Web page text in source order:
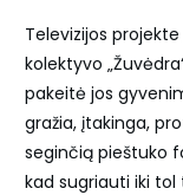
Televizijos
kolektyvo
pakeitė jos
gražia, įtakinga,
seginčią pieštuko
kad sugriauti iki tol